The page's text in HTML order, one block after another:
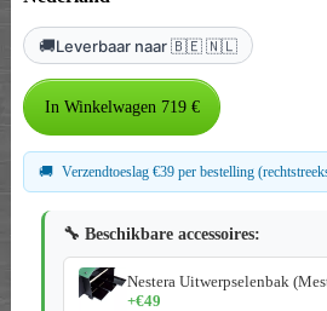
🚚Leverbaar naar 🇧🇪 🇳🇱
🚚 Verzendtoeslag €39 per bestelling
🔧 Beschikbare accessoires:
Nestera Uitwerpselenbak
+€49